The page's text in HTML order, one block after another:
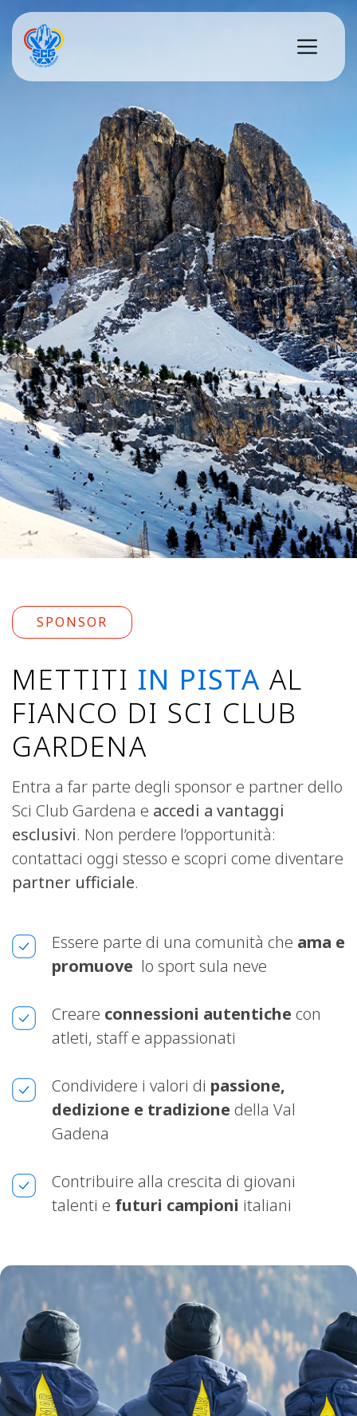
SPONSOR
METTITI IN PISTA AL
FIANCO DI SCI CLUB
GARDENA
Entra a far parte degli sponsor e partner dello
Sci Club Gardena e accedi a vantaggi
esclusivi. Non perdere l’opportunità:
contattaci oggi stesso e scopri come diventare
partner ufficiale.
Essere parte di una comunità che ama e
promuove lo sport sula neve
Creare connessioni autentiche con
atleti, staff e appassionati
Condividere i valori di passione,
dedizione e tradizione della Val
Gadena
Contribuire alla crescita di giovani
talenti e futuri campioni italiani